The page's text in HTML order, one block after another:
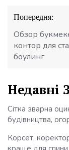
Навігація
записів
Попередня:
Обзор
контор для
боулинг
Недавні
Сітка зварна
будівництва,
Корсет,